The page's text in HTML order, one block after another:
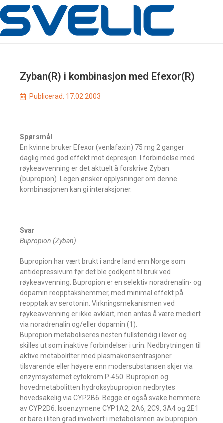
Zyban(R) i kombinasjon med Efexor(R)
Publicerad: 17.02.2003
Spørsmål
En kvinne bruker Efexor (venlafaxin) 75 mg 2 ganger
daglig med god effekt mot depresjon. I forbindelse med
røykeavvenning er det aktuelt å forskrive Zyban
(bupropion). Legen ønsker opplysninger om denne
kombinasjonen kan gi interaksjoner.
Svar
Bupropion (Zyban)
Bupropion har vært brukt i andre land enn Norge som
antidepressivum før det ble godkjent til bruk ved
røykeavvenning. Bupropion er en selektiv noradrenalin- og
dopamin reopptakshemmer, med minimal effekt på
reopptak av serotonin. Virkningsmekanismen ved
røykeavvenning er ikke avklart, men antas å være mediert
via noradrenalin og/eller dopamin (1).
Bupropion metaboliseres nesten fullstendig i lever og
skilles ut som inaktive forbindelser i urin. Nedbrytningen til
aktive metabolitter med plasmakonsentrasjoner
tilsvarende eller høyere enn modersubstansen skjer via
enzymsystemet cytokrom P-450. Bupropion og
hovedmetabolitten hydroksybupropion nedbrytes
hovedsakelig via CYP2B6. Begge er også svake hemmere
av CYP2D6. Isoenzymene CYP1A2, 2A6, 2C9, 3A4 og 2E1
er bare i liten grad involvert i metabolismen av bupropion